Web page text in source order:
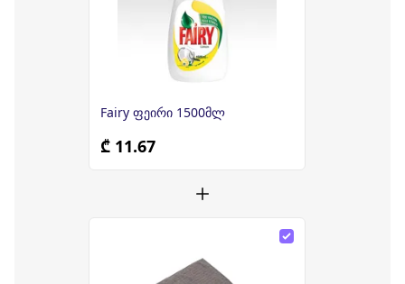
Fairy ფეირი 1500მლ
₾ 11.67